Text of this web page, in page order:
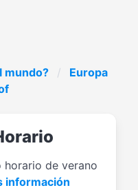
mundo?
Europa
horario de verano
información